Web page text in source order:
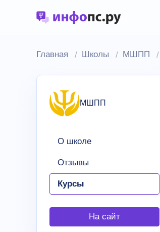
Главная Школы МШПП
МШПП
О школе
Отзывы
Курсы
На сайт